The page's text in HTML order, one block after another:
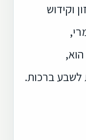
וקידוש
לשבע ברכות.